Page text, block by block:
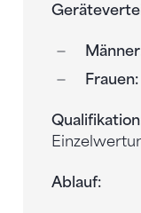
Frauen:
Ablauf: